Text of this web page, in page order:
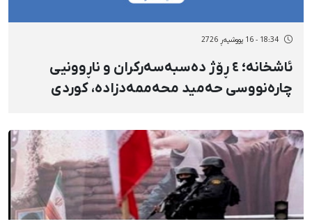
18:34 - 16 پووشپەڕ 2726
ئاشخانە؛ ٤ ڕۆژ دەسبەسەرکران و ناڕوونیی
چارەنووسی حەمید محەممەدزادە، کوردی